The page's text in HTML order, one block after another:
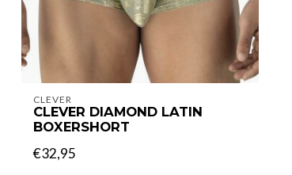
CLEVER
CLEVER DIAMOND LATIN
BOXERSHORT
€32,95